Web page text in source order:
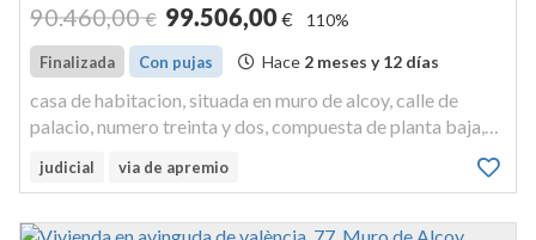
90.460,00 € 99.506,00€ 110%
Finalizada Con pujas Hace 2 meses y 12 días
casa de habitacion, situada en muro de alcoy, calle de
palacio, numero treinta y dos, compuesta de planta baja,
nueve centímetros de longitud y siete metros doscientos
judicial via de apremio